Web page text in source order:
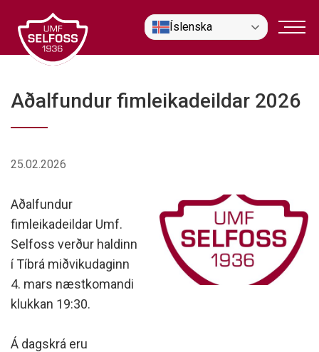
efni
Íslenska
Aðalfundur fimleikadeildar 2026
25.02.2026
Aðalfundur
fimleikadeildar Umf.
Selfoss verður haldinn
í Tíbrá miðvikudaginn
4. mars næstkomandi
klukkan 19:30.
Á dagskrá eru